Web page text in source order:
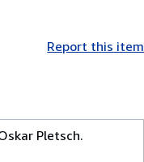
Report this item
Pletsch.